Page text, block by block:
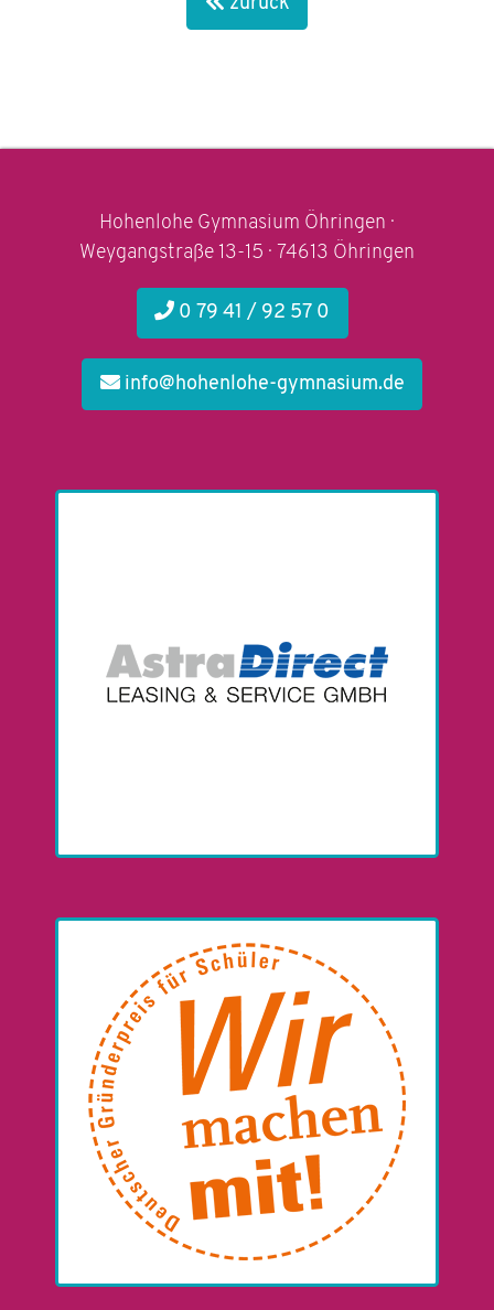
Hohenlohe Gymnasium Öhringen ·
Weygangstraße 13-15 · 74613 Öhringen
0 79 41 / 92 57 0
info@hohenlohe-gymnasium.de